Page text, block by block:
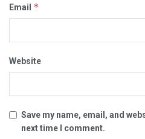
Email *
Website
Save my name, email, and
next time I comment.